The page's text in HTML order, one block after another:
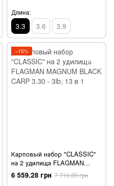
Длина:
3.3 3.6 3.9
−15%
Карповый набор "CLASSIC"
на 2 удилища FLAGMAN
MAGNUM BLACK CARP 3.30 -
3lb, 13 в 1
6 559.28 грн 7 716.80 грн